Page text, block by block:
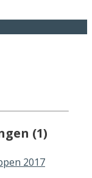
(1)
2017